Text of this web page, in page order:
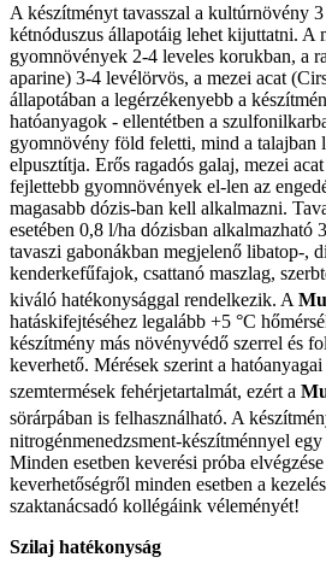
A készítményt tavasszal a kultúrnövény
kétnóduszus állapotáig lehet kijuttatni. A
gyomnövények 2-4 leveles korukban, a
aparine) 3-4 levélörvös, a mezei acat
állapotában a legérzékenyebb a
hatóanyagok - ellentétben a
gyomnövény föld feletti, mind a talajban
elpusztítja. Erős ragadós galaj, mezei
fejlettebb gyomnövények el-len az
magasabb dózis-ban kell alkalmazni.
esetében 0,8 l/ha dózisban alkalmazható
tavaszi gabonákban megjelenő libatop-,
kenderkefűfajok, csattanó maszlag,
kiváló hatékonysággal rendelkezik. A
hatáskifejtéséhez legalább +5 °C
készítmény más növényvédő szerrel és
keverhető. Mérések szerint a
szemtermések fehérjetartalmát, ezért a
sörárpában is felhasználható. A
nitrogénmenedzsment-készítménnyel
Minden esetben keverési próba
keverhetőségről minden esetben a
szaktanácsadó kollégáink véleményét!
Szilaj hatékonyság